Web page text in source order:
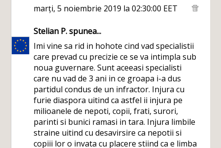
marți, 5 noiembrie 2019 la 02:30:00 EET
Stelian P.spunea...
Imi vine sa rid in hohote cind vad specialistii
care prevad cu precizie ce se va intimpla sub
noua guvernare. Sunt aceeasi specialisti
care nu vad de 3 ani in ce groapa i-a dus
partidul condus de un infractor. Injura cu
furie diaspora uitind ca astfel ii injura pe
milioanele de nepoti, copii, frati, surori,
parinti si bunici ramasi in tara. Injura limbile
straine uitind cu desavirsire ca nepotii si
copiii lor o invata cu placere stiind ca e limba